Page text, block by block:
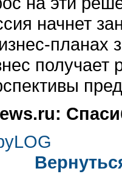
начнет
планах